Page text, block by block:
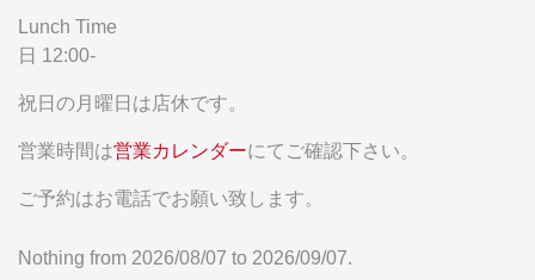
Lunch Time
日 12:00-
祝日の月曜日は店休です。
営業時間は営業カレンダーにてご確認下さい。
ご予約はお電話でお願い致します。
Nothing from 2026/08/07 to 2026/09/07.